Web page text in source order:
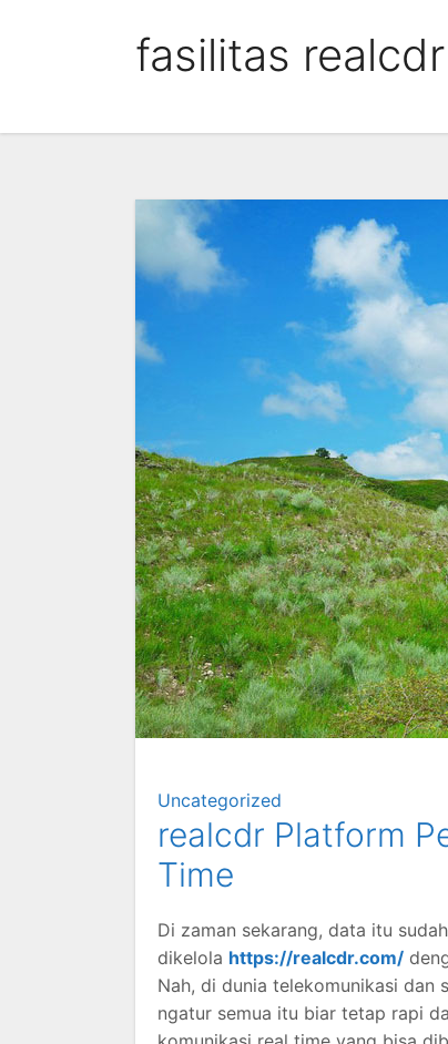
fasilitas realcdr
Uncategorized
realcdr Platform
Time
Di zaman sekarang, data itu
dikelola https://realcdr.com/
Nah, di dunia telekomunikasi dan
ngatur semua itu biar tetap rapi